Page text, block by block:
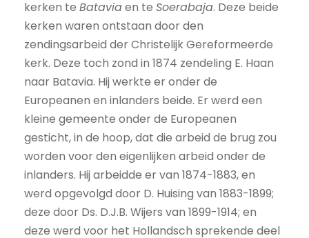
kerken te Bataviaen te Soerabaja. Deze beide
kerken waren ontstaan door den
zendingsarbeid der Christelijk Gereformeerde
kerk. Deze toch zond in 1874 zendeling E. Haan
naar Batavia. Hij werkte er onder de
Europeanen en inlanders beide. Er werd een
kleine gemeente onder de Europeanen
gesticht, in de hoop, dat die arbeid de brug zou
worden voor den eigenlijken arbeid onder de
inlanders. Hij arbeidde er van 1874-1883, en
werd opgevolgd door D. Huising van 1883-1899;
deze door Ds. D.J.B. Wijers van 1899-1914; en
deze werd voor het Hollandsch sprekende deel